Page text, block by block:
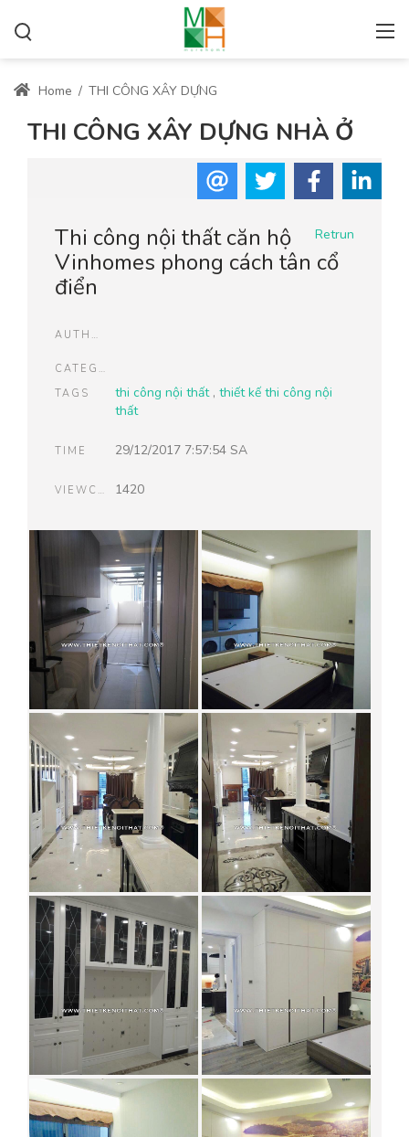
Home / THI CÔNG XÂY DỰNG
THI CÔNG XÂY DỰNG NHÀ Ở
Retrun
Thi công nội thất căn hộ
Vinhomes phong cách tân cổ
điển
AUTHOR
CATEGORIES
TAGS
thi công nội thất, thiết kế thi công nội
thất
TIME 29/12/2017 7:57:54 SA
VIEWCOUNT 1420